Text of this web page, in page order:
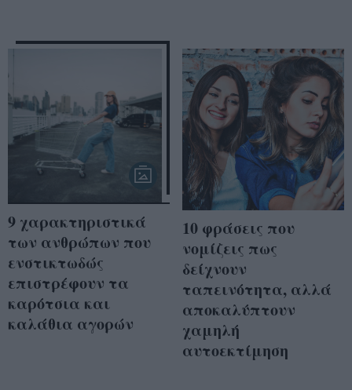
9 χαρακτηριστικά
των ανθρώπων που
ενστικτωδώς
επιστρέφουν τα
καρότσια και
καλάθια αγορών
10 φράσεις που
νομίζεις πως
δείχνουν
ταπεινότητα, αλλά
αποκαλύπτουν
χαμηλή
αυτοεκτίμηση